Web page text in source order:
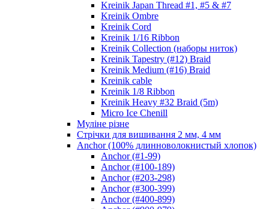
Kreinik Japan Thread #1, #5 & #7
Kreinik Ombre
Kreinik Cord
Kreinik 1/16 Ribbon
Kreinik Collection (наборы ниток)
Kreinik Tapestry (#12) Braid
Kreinik Medium (#16) Braid
Kreinik cable
Kreinik 1/8 Ribbon
Kreinik Heavy #32 Braid (5m)
Micro Ice Chenill
Муліне різне
Стрічки для вишивання 2 мм, 4 мм
Anchor (100% длинноволокнистый хлопок)
Anchor (#1-99)
Anchor (#100-189)
Anchor (#203-298)
Anchor (#300-399)
Anchor (#400-899)